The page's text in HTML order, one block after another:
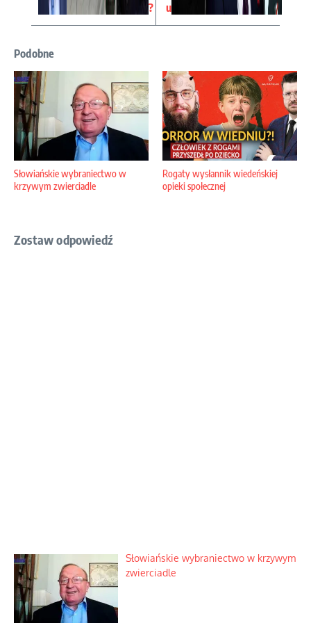
?
u
Podobne
Słowiańskie wybraniectwo w
krzywym zwierciadle
Rogaty wysłannik wiedeńskiej
opieki społecznej
Zostaw odpowiedź
Słowiańskie wybraniectwo w krzywym
zwierciadle